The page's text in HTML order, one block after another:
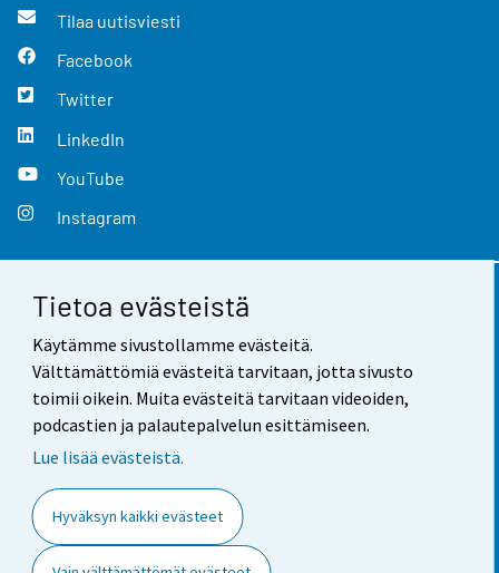
Tietoa evästeistä
Käytämme sivustollamme evästeitä.
Välttämättömiä evästeitä tarvitaan, jotta sivusto
toimii oikein. Muita evästeitä tarvitaan videoiden,
podcastien ja palautepalvelun esittämiseen.
Lue lisää evästeistä.
Hyväksyn kaikki evästeet
Tilaa uutisviesti
Facebook
Twitter
LinkedIn
YouTube
Instagram
Yhteystiedot
Palaute
Käyttöehdot
Saavutettavuus
Tietoa sivustosta